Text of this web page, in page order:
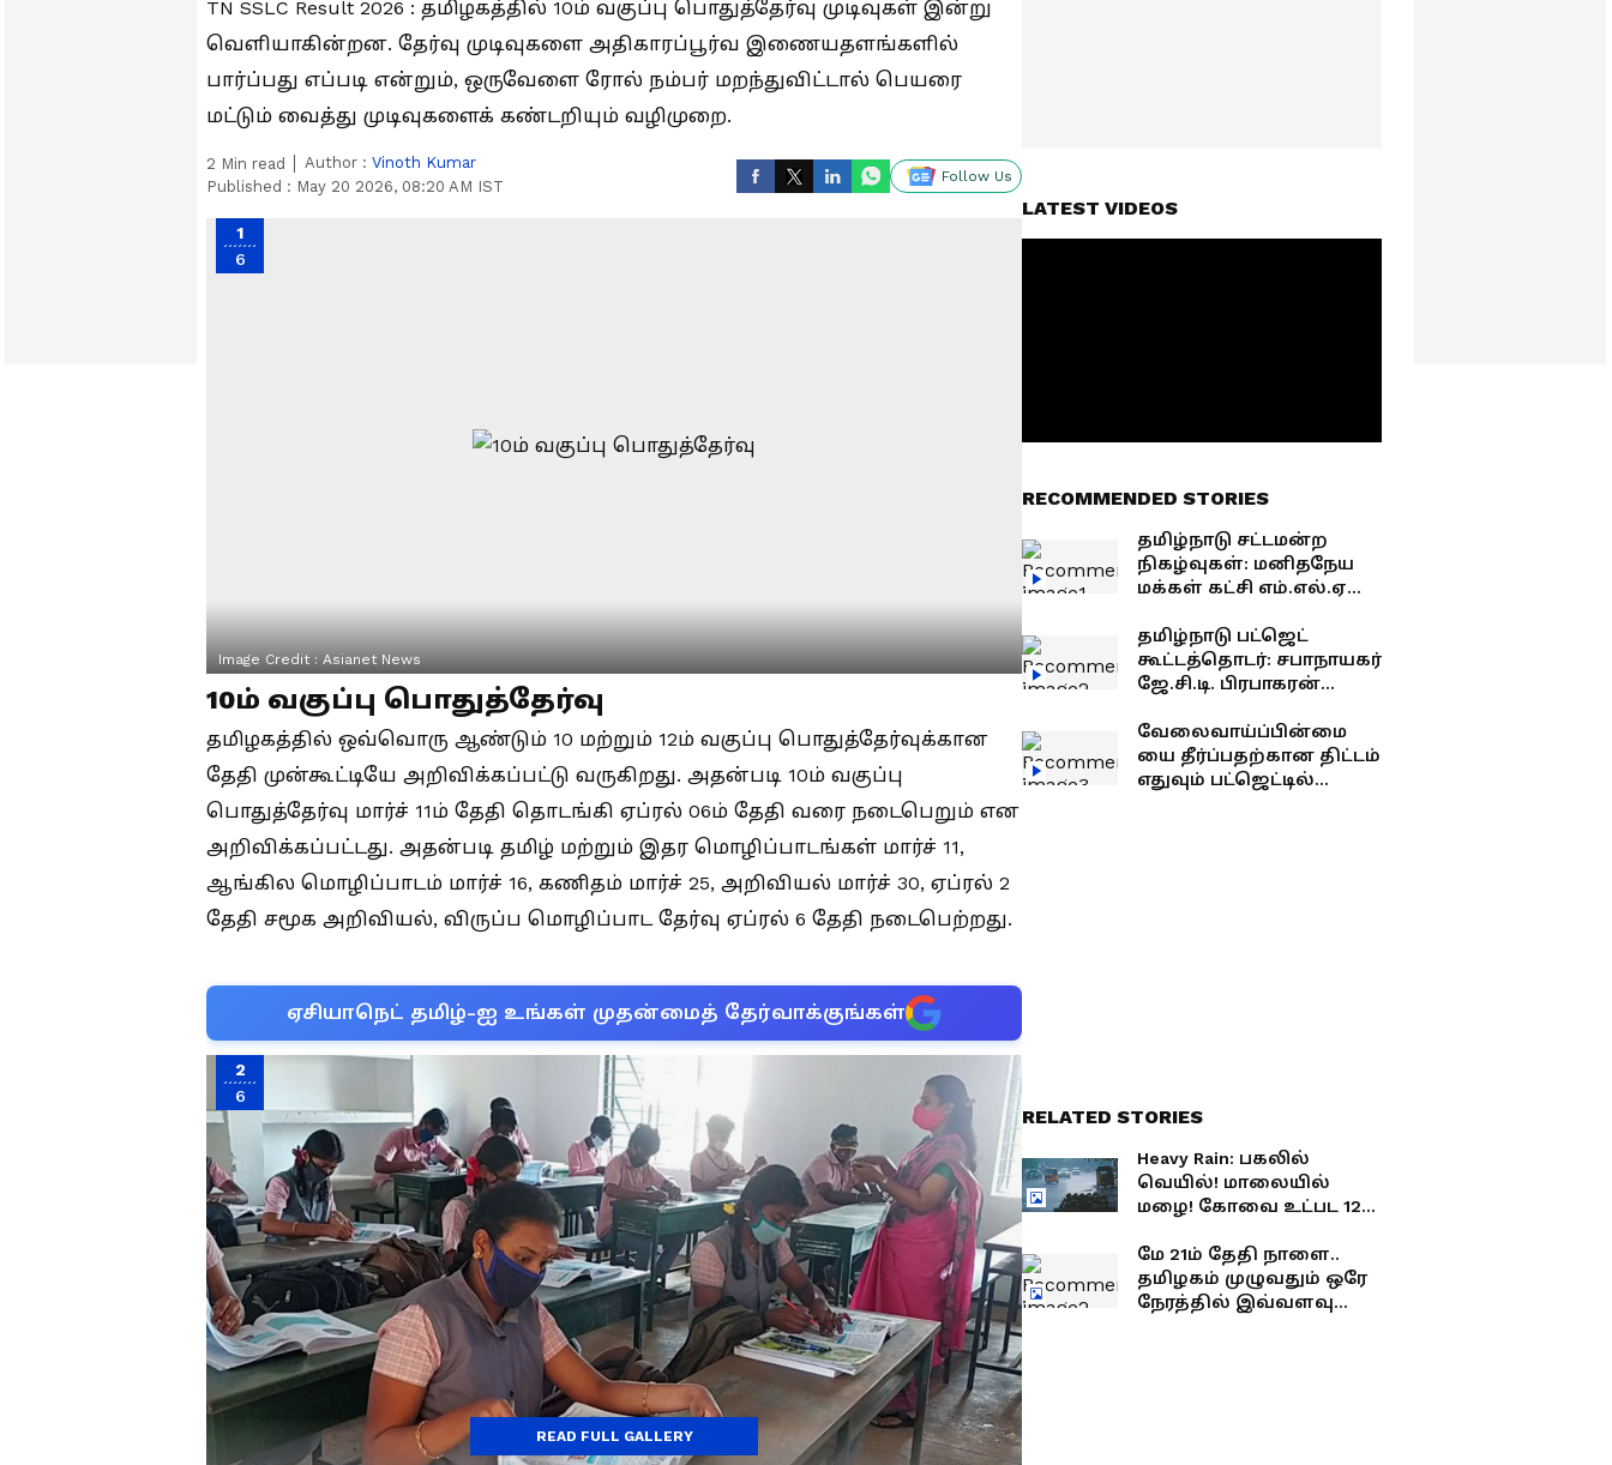
TN SSLC Result 2026 : தமிழகத்தில் 10ம் வகுப்பு பொதுத்தேர்வு முடிவுகள் இன்று
வெளியாகின்றன. தேர்வு முடிவுகளை அதிகாரப்பூர்வ இணையதளங்களில்
பார்ப்பது எப்படி என்றும், ஒருவேளை ரோல் நம்பர் மறந்துவிட்டால் பெயரை
மட்டும் வைத்து முடிவுகளைக் கண்டறியும் வழிமுறை.
2 Min read Author : Vinoth Kumar
Published : May 20 2026, 08:20 AM IST
Follow Us
1
6
Image Credit : Asianet News
10ம் வகுப்பு பொதுத்தேர்வு
தமிழகத்தில் ஒவ்வொரு ஆண்டும் 10 மற்றும் 12ம் வகுப்பு பொதுத்தேர்வுக்கான
தேதி முன்கூட்டியே அறிவிக்கப்பட்டு வருகிறது. அதன்படி 10ம் வகுப்பு
பொதுத்தேர்வு மார்ச் 11ம் தேதி தொடங்கி ஏப்ரல் 06ம் தேதி வரை நடைபெறும் என
அறிவிக்கப்பட்டது. அதன்படி தமிழ் மற்றும் இதர மொழிப்பாடங்கள் மார்ச் 11,
ஆங்கில மொழிப்பாடம் மார்ச் 16, கணிதம் மார்ச் 25, அறிவியல் மார்ச் 30, ஏப்ரல் 2
தேதி சமூக அறிவியல், விருப்ப மொழிப்பாட தேர்வு ஏப்ரல் 6 தேதி நடைபெற்றது.
ஏசியாநெட் தமிழ்-ஐ உங்கள் முதன்மைத் தேர்வாக்குங்கள்
2
6
READ FULL GALLERY
LATEST VIDEOS
RECOMMENDED STORIES
தமிழ்நாடு சட்டமன்ற
நிகழ்வுகள்: மனிதநேய
மக்கள் கட்சி எம்.எல்.ஏ
பேட்டி
தமிழ்நாடு பட்ஜெட்
கூட்டத்தொடர்: சபாநாயகர்
ஜே.சி.டி. பிரபாகரன்
வேலைவாய்ப்பின்மை
யை தீர்ப்பதற்கான திட்டம்
எதுவும் பட்ஜெட்டில்
RELATED STORIES
Heavy Rain: பகலில்
வெயில்! மாலையில்
மழை! கோவை உட்பட 12
வானிலை மையம்
கொடுத்த கூல் அப்டேட்!
மே 21ம் தேதி நாளை..
தமிழகம் முழுவதும் ஒரே
நேரத்தில் இவ்வளவு